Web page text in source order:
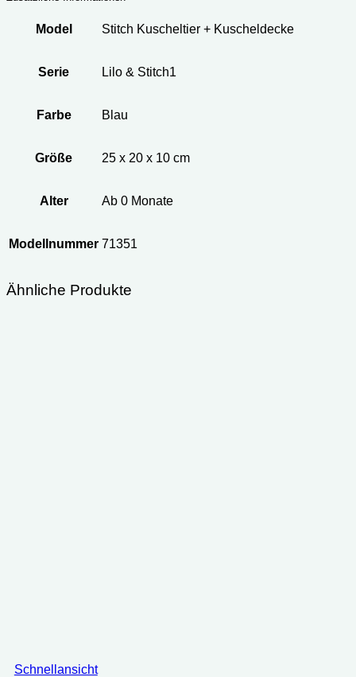
Model Stitch Kuscheltier + Kuscheldecke
Serie Lilo & Stitch1
Farbe Blau
Größe 25 x 20 x 10 cm
Alter Ab 0 Monate
Modellnummer 71351
Ähnliche Produkte
Schnellansicht